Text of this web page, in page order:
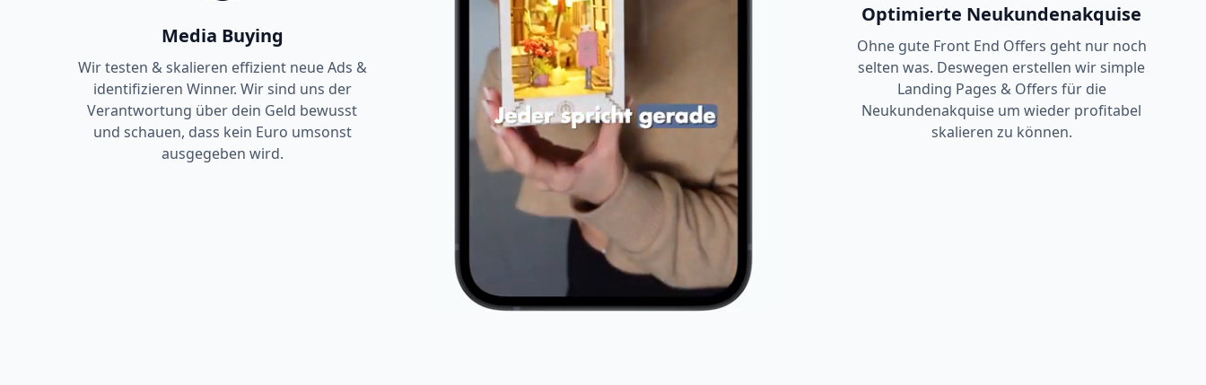
Media Buying
Wir testen & skalieren effizient neue Ads &
identifizieren Winner. Wir sind uns der
Verantwortung über dein Geld bewusst
und schauen, dass kein Euro umsonst
ausgegeben wird.
Optimierte Neukundenakquise
Ohne gute Front End Offers geht nur noch
selten was. Deswegen erstellen wir simple
Landing Pages & Offers für die
Neukundenakquise um wieder profitabel
skalieren zu können.